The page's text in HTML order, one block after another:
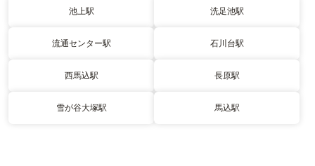
池上駅 洗足池駅
流通センター駅 石川台駅
西馬込駅 長原駅
雪が谷大塚駅 馬込駅